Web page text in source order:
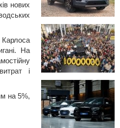
нових
На
і
на 5%,